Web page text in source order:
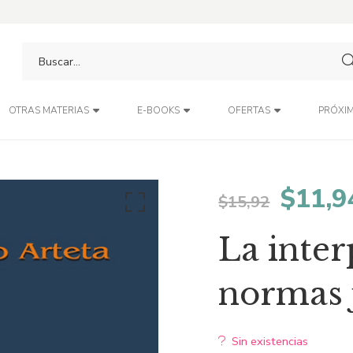
OTRAS MATERIAS E-BOOKS OFERTAS
$15,92 El
era:
$
La
normas
Sin existencias